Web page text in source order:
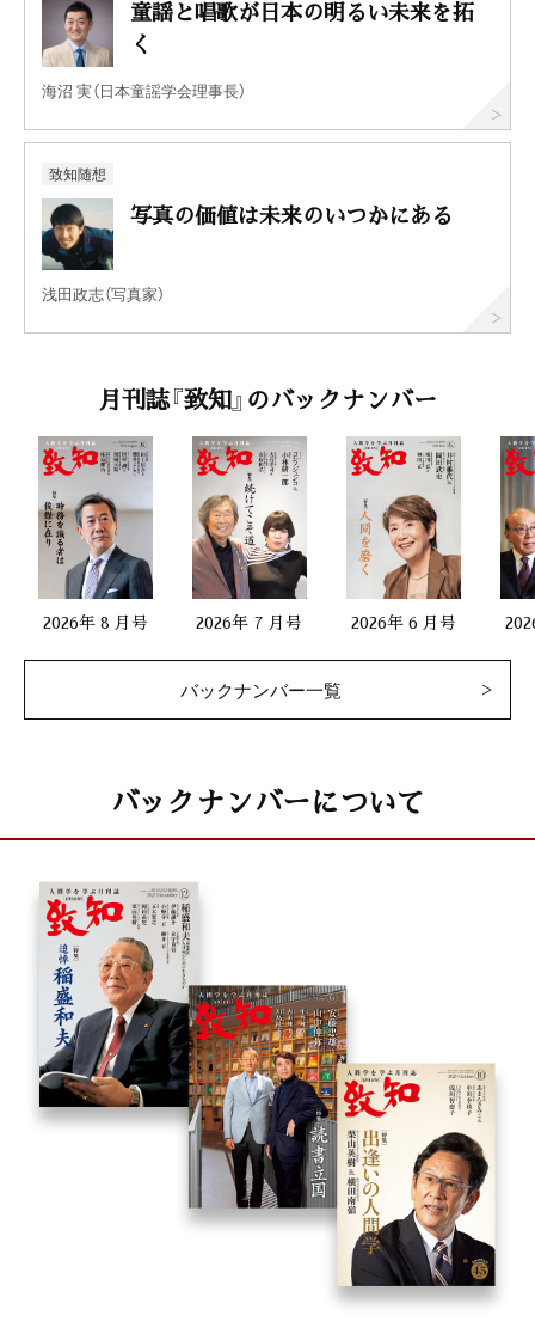
童謡と唱歌が日本の明るい未来を拓
く
海沼 実（日本童謡学会理事長）
致知随想
写真の価値は未来のいつかにある
浅田政志（写真家）
月刊誌『致知』のバックナンバー
2026年 8 月号 2026年 7 月号 2026年 6 月号
バックナンバー一覧
バックナンバーについて